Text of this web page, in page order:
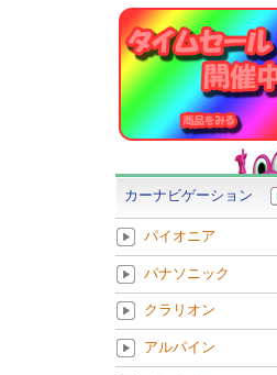
カーナビゲーション
パイオニア
パナソニック
クラリオン
アルパイン